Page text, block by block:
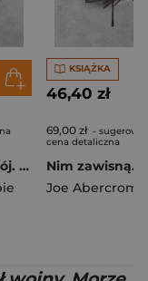
Kłopotliwy pokój. Cykl Pierwsze prawo
KSIĄŻKA
46,40 zł
69,00 zł -
cena detaliczna
Joe